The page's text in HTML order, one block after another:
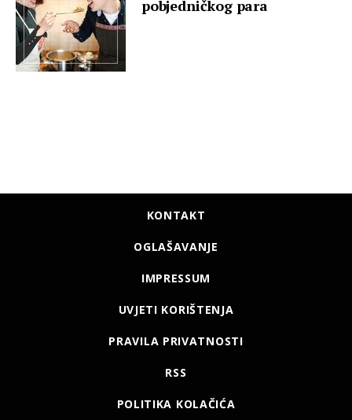
pobjedničkog para
KONTAKT
OGLAŠAVANJE
IMPRESSUM
UVJETI KORIŠTENJA
PRAVILA PRIVATNOSTI
RSS
POLITIKA KOLAČIĆA